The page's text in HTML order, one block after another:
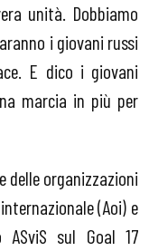
unità. Dobbiamo
i giovani russi
E dico i giovani
marcia in più per
delle organizzazioni
(Aoi) e
sul Goal 17